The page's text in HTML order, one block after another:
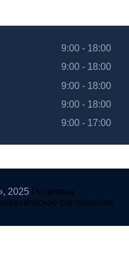
9:00 - 18:00
9:00 - 18:00
9:00 - 18:00
9:00 - 18:00
9:00 - 17:00
2025 Политика
соглашение